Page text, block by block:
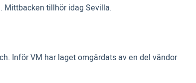
Mittbacken tillhör idag Sevilla.
Inför VM har laget omgärdats av en del vändor